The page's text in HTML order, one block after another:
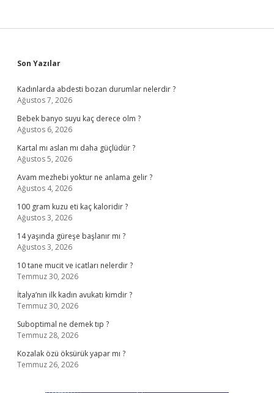
Sidebar
Son Yazılar
Kadınlarda abdesti bozan durumlar nelerdir ?
Ağustos 7, 2026
Bebek banyo suyu kaç derece olm ?
Ağustos 6, 2026
Kartal mı aslan mı daha güçlüdür ?
Ağustos 5, 2026
Avam mezhebi yoktur ne anlama gelir ?
Ağustos 4, 2026
100 gram kuzu eti kaç kaloridir ?
Ağustos 3, 2026
14 yaşında güreşe başlanır mı ?
Ağustos 3, 2026
10 tane mucit ve icatları nelerdir ?
Temmuz 30, 2026
İtalya’nın ilk kadın avukatı kimdir ?
Temmuz 30, 2026
Suboptimal ne demek tıp ?
Temmuz 28, 2026
Kozalak özü öksürük yapar mı ?
Temmuz 26, 2026